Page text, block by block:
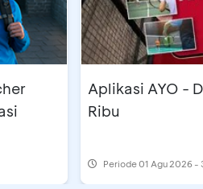
Aplikasi AYO -
Ribu
Periode01 Agu 2026 -